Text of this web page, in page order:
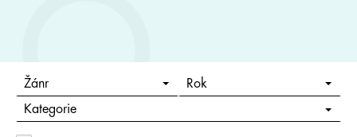
Žánr Rok
Kategorie